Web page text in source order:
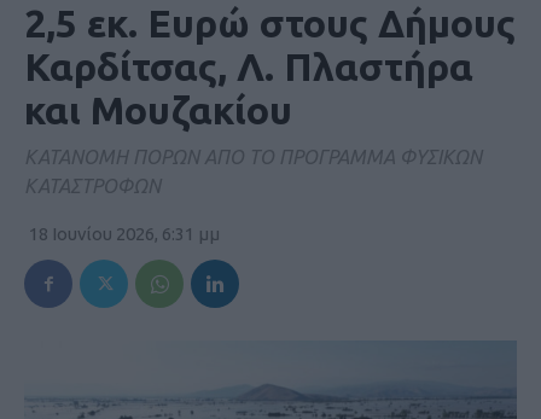
2,5 εκ. Ευρώ στους Δήμους
Καρδίτσας, Λ. Πλαστήρα
και Μουζακίου
ΚΑΤΑΝΟΜΗ ΠΟΡΩΝ ΑΠΟ ΤΟ ΠΡΟΓΡΑΜΜΑ ΦΥΣΙΚΩΝ
ΚΑΤΑΣΤΡΟΦΩΝ
18 Ιουνίου 2026, 6:31 μμ